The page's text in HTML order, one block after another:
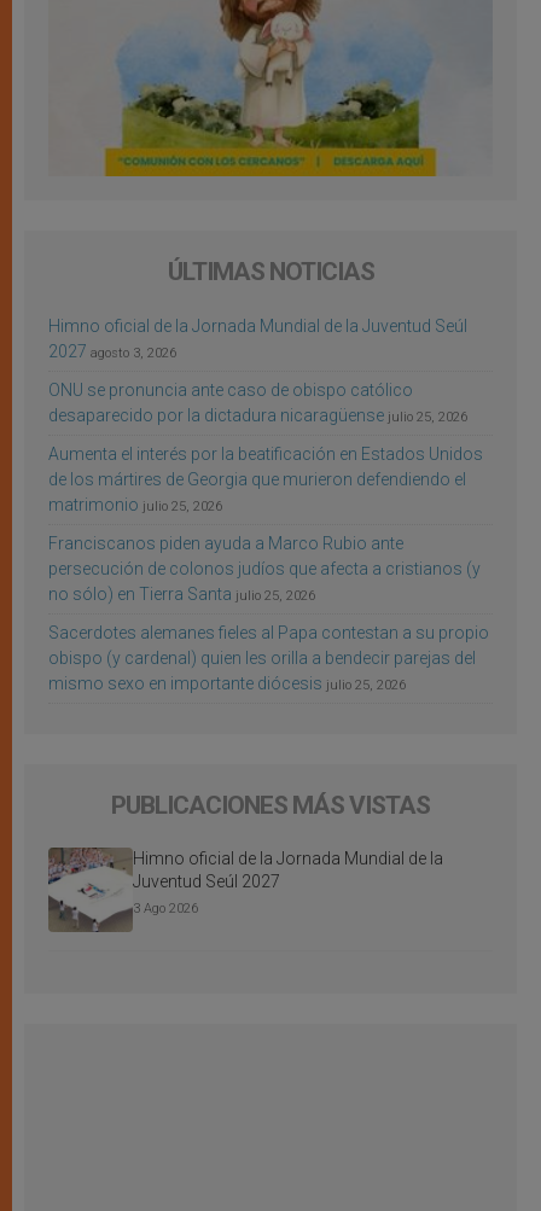
ÚLTIMAS NOTICIAS
Himno oficial de la Jornada Mundial de la Juventud Seúl
2027 agosto 3, 2026
ONU se pronuncia ante caso de obispo católico
desaparecido por la dictadura nicaragüense julio 25, 2026
Aumenta el interés por la beatificación en Estados Unidos
de los mártires de Georgia que murieron defendiendo el
matrimonio julio 25, 2026
Franciscanos piden ayuda a Marco Rubio ante
persecución de colonos judíos que afecta a cristianos (y
no sólo) en Tierra Santa julio 25, 2026
Sacerdotes alemanes fieles al Papa contestan a su propio
obispo (y cardenal) quien les orilla a bendecir parejas del
mismo sexo en importante diócesis julio 25, 2026
PUBLICACIONES MÁS VISTAS
Himno oficial de la Jornada Mundial de la
Juventud Seúl 2027
3 Ago 2026